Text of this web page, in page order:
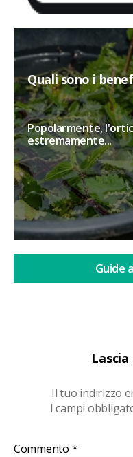
Il tuo indirizzo
I campi
Commento *
Quali sono i
Popolarmente,
estremamente...
Guide